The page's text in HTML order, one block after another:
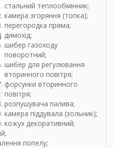
стальний теплообмінник;
камера згоряння (топка);
перегородка пряма;
димохід;
шибер газоходу
поворотний;
шибер для регулювання
вторинного повітря;
форсунки вторинного
повітря;
розпушувача палива;
камера піддувала (зольник);
кожух декоративний;
попелу;